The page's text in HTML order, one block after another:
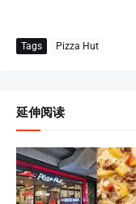
Tags Pizza Hut
延伸阅读